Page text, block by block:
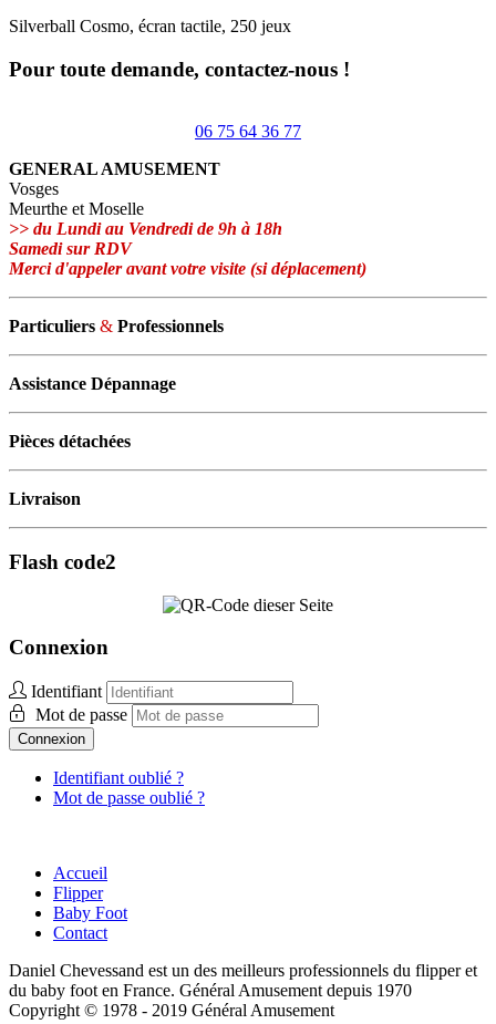
Silverball Cosmo, écran tactile, 250 jeux
Pour toute demande, contactez-nous !
06 75 64 36 77
GENERAL AMUSEMENT
Vosges
Meurthe et Moselle
>> du Lundi au Vendredi de 9h à 18h
Samedi sur RDV
Merci d'appeler avant votre visite (si déplacement)
Particuliers & Professionnels
Assistance Dépannage
Pièces détachées
Livraison
Flash code2
Connexion
Identifiant
Mot de passe
Connexion
Identifiant oublié ?
Mot de passe oublié ?
Accueil
Flipper
Baby Foot
Contact
Daniel Chevessand est un des meilleurs professionnels du flipper et
du baby foot en France. Général Amusement depuis 1970
Copyright © 1978 - 2019 Général Amusement